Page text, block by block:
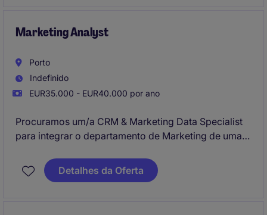
Marketing Analyst
Porto
Indefinido
EUR35.000 - EUR40.000 por ano
Procuramos um/a CRM & Marketing Data Specialist
para integrar o departamento de Marketing de uma
responsável por gerir e analisar dados de marketing,
contribuindo para a otimização de estratégias e
Detalhes da Oferta